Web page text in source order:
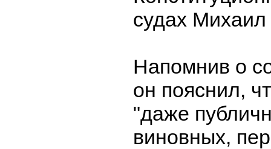
судах
Напомнив о
он пояснил,
"даже
виновных,